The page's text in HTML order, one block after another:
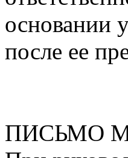
основании
после ее
ПИСЬМО